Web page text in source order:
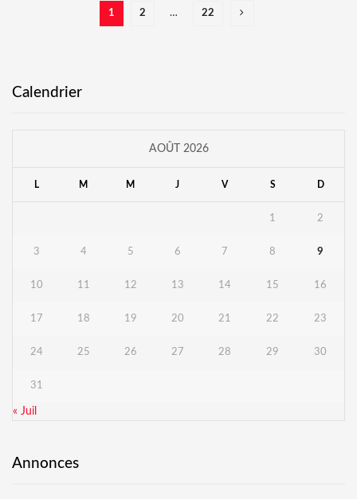
1 2 … 22
Calendrier
AOÛT 2026
L M M J V S D
1 2
3 4 5 6 7 8 9
10 11 12 13 14 15 16
17 18 19 20 21 22 23
24 25 26 27 28 29 30
31
« Juil
Annonces